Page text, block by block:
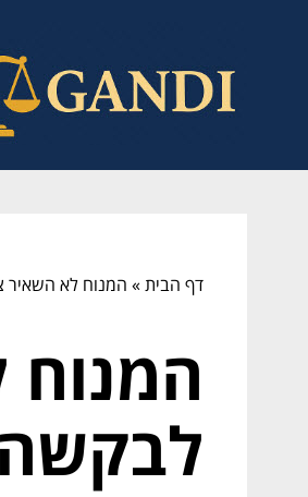
דף הבית» המנוח לא השאיר
לבקשה